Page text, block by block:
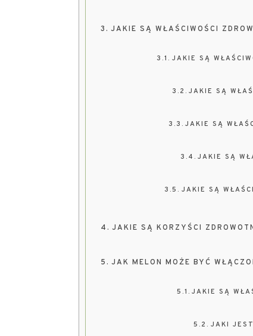
JAKIE SĄ WŁAŚCIWOŚCI
JAKIE SĄ
JAKIE SĄ
JAKIE SĄ
JAKIE SĄ
JAKIE SĄ
JAKIE SĄ KORZYŚCI
JAK MELON MOŻE BYĆ
JAKIE SĄ
JAKI